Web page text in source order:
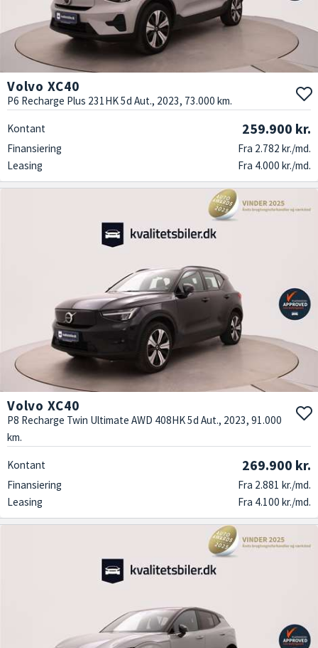
Volvo XC40
P6 Recharge Plus 231HK 5d Aut., 2023, 73.000 km.
Kontant 259.900 kr.
Finansiering
Fra 2.782 kr./md.
Leasing
Fra 4.000 kr./md.
Volvo XC40
P8 Recharge Twin Ultimate AWD 408HK 5d Aut., 2023, 91.000
km.
Kontant 269.900 kr.
Finansiering
Fra 2.881 kr./md.
Leasing
Fra 4.100 kr./md.